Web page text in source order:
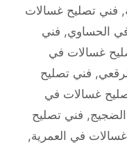
, فني تصليح غسالات
الحساوي, فني
غسالات في
, فني تصليح
غسالات في
, فني تصليح
في العمرية,